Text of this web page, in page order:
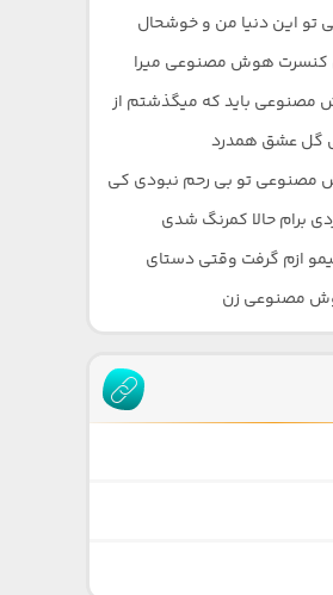
تو این دنیا من و خوشحال
کنسرت هوش مصنوعی میرا
مصنوعی باید که میگذشتم از
گل عشق همدرد
مصنوعی تو بی رحم نبودی کی
برام حالا کمرنگ شدی
ازم گرفت وقتی دستای
مصنوعی زن